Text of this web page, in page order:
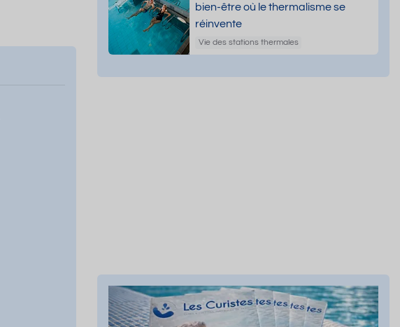
bien-être où le thermalisme se
réinvente
Vie des stations thermales